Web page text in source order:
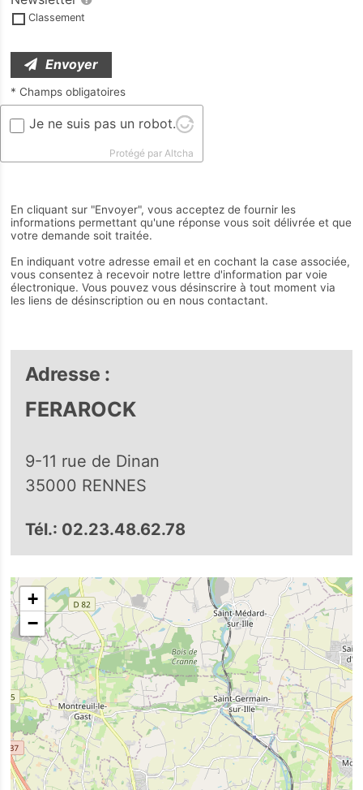
Classement
Envoyer
* Champs obligatoires
Je ne suis pas un robot.
Protégé par Altcha
En cliquant sur "Envoyer", vous acceptez de fournir les
informations permettant qu'une réponse vous soit délivrée et que
votre demande soit traitée.
En indiquant votre adresse email et en cochant la case associée,
vous consentez à recevoir notre lettre d'information par voie
électronique. Vous pouvez vous désinscrire à tout moment via
les liens de désinscription ou en nous contactant.
Adresse :
FERAROCK
9-11 rue de Dinan
35000 RENNES
Tél.: 02.23.48.62.78
+
−